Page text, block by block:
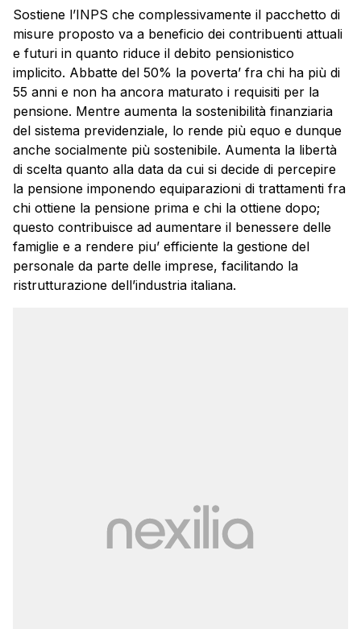
Sostiene l’INPS che complessivamente il pacchetto di
misure proposto va a beneficio dei contribuenti attuali
e futuri in quanto riduce il debito pensionistico
implicito. Abbatte del 50% la poverta’ fra chi ha più di
55 anni e non ha ancora maturato i requisiti per la
pensione. Mentre aumenta la sostenibilità finanziaria
del sistema previdenziale, lo rende più equo e dunque
anche socialmente più sostenibile. Aumenta la libertà
di scelta quanto alla data da cui si decide di percepire
la pensione imponendo equiparazioni di trattamenti fra
chi ottiene la pensione prima e chi la ottiene dopo;
questo contribuisce ad aumentare il benessere delle
famiglie e a rendere piu’ efficiente la gestione del
personale da parte delle imprese, facilitando la
ristrutturazione dell’industria italiana.